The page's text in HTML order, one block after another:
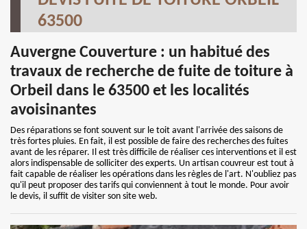
63500
Auvergne Couverture : un habitué des
travaux de recherche de fuite de toiture à
Orbeil dans le 63500 et les localités
avoisinantes
Des réparations se font souvent sur le toit avant l'arrivée des saisons de
très fortes pluies. En fait, il est possible de faire des recherches des fuites
avant de les réparer. Il est très difficile de réaliser ces interventions et il est
alors indispensable de solliciter des experts. Un artisan couvreur est tout à
fait capable de réaliser les opérations dans les règles de l'art. N'oubliez pas
qu'il peut proposer des tarifs qui conviennent à tout le monde. Pour avoir
le devis, il suffit de visiter son site web.